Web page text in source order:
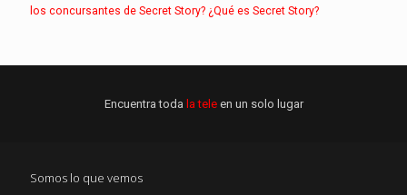
los concursantes de Secret Story? ¿Qué es Secret Story?
Encuentra toda la tele en un solo lugar
Somos lo que vemos